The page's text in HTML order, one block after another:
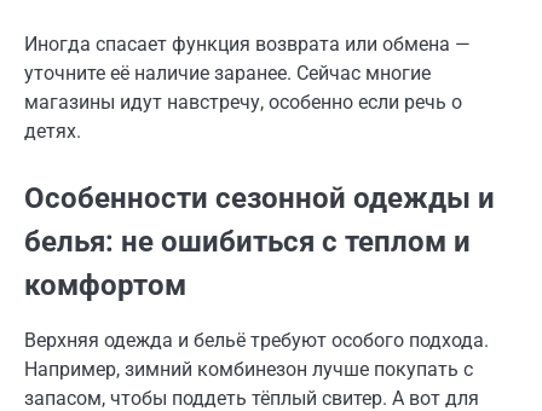
Иногда спасает функция возврата или обмена —
уточните её наличие заранее. Сейчас многие
магазины идут навстречу, особенно если речь о
детях.
Особенности сезонной одежды и
белья: не ошибиться с теплом и
комфортом
Верхняя одежда и бельё требуют особого подхода.
Например, зимний комбинезон лучше покупать с
запасом, чтобы поддеть тёплый свитер. А вот для